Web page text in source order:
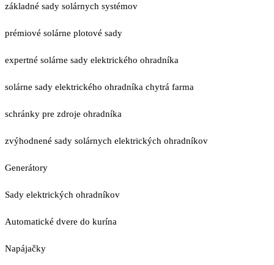
základné sady solárnych systémov
prémiové solárne plotové sady
expertné solárne sady elektrického ohradníka
solárne sady elektrického ohradníka chytrá farma
schránky pre zdroje ohradníka
zvýhodnené sady solárnych elektrických ohradníkov
Generátory
Sady elektrických ohradníkov
Automatické dvere do kurína
Napájačky